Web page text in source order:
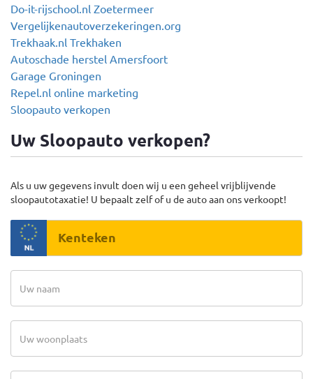
Do-it-rijschool.nl Zoetermeer
Vergelijkenautoverzekeringen.org
Trekhaak.nl Trekhaken
Autoschade herstel Amersfoort
Garage Groningen
Repel.nl online marketing
Sloopauto verkopen
Uw Sloopauto verkopen?
Als u uw gegevens invult doen wij u een geheel vrijblijvende
sloopautotaxatie! U bepaalt zelf of u de auto aan ons verkoopt!